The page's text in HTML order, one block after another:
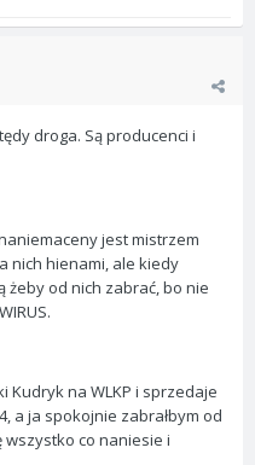
droga. Są producenci i
jest mistrzem
nich hienami, ale kiedy
żeby od nich zabrać, bo nie
Kudryk na WLKP i sprzedaje
a ja spokojnie zabrałbym od
wszystko co naniesie i